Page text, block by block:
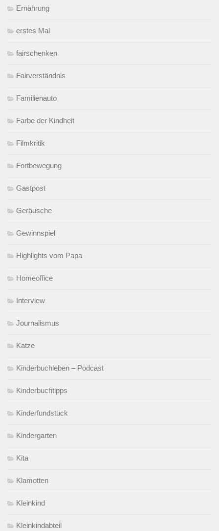
Ernährung
erstes Mal
fairschenken
Fairverständnis
Familienauto
Farbe der Kindheit
Filmkritik
Fortbewegung
Gastpost
Geräusche
Gewinnspiel
Highlights vom Papa
Homeoffice
Interview
Journalismus
Katze
Kinderbuchleben – Podcast
Kinderbuchtipps
Kinderfundstück
Kindergarten
Kita
Klamotten
Kleinkind
Kleinkindabteil